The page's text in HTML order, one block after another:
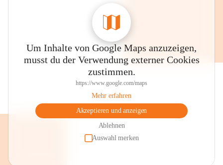
Um Inhalte von Google Maps anzuzeigen,
musst du der Verwendung externer Cookies
zustimmen.
https://www.google.com/maps
Mehr erfahren
Akzeptieren und anzeigen
Ablehnen
Auswahl merken